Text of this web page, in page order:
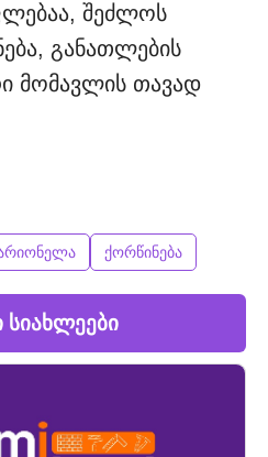
შეძლოს
განათლების
მომავლის თავად
ქორწინება
სიახლეები